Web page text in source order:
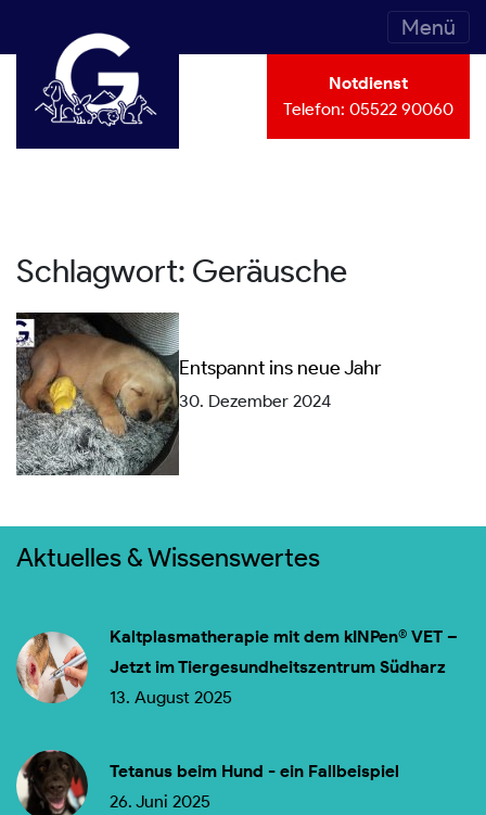
Menü
Notdienst
Telefon: 05522 90060
Schlagwort: Geräusche
Entspannt ins neue Jahr
30. Dezember 2024
Aktuelles & Wissenswertes
Kaltplasmatherapie mit dem kINPen® VET –
Jetzt im Tiergesundheitszentrum Südharz
13. August 2025
Tetanus beim Hund - ein Fallbeispiel
26. Juni 2025